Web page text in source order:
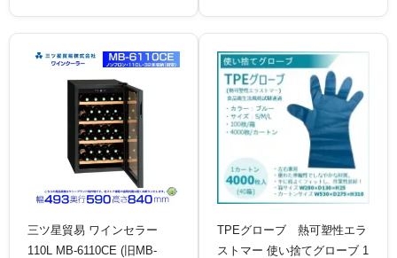
三ツ星貿易 ワインセラー
110L MB-6110CE (旧MB-
TPEグローブ 熱可塑性エラ
ストマー 使い捨てグローブ 1